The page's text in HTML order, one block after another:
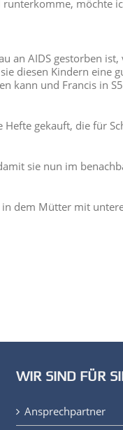
möchte
an AIDS gestorben
diesen Kindern eine
kann und Francis in
gekauft, die für
sie nun im
dem Mütter mit
WIR SIND FÜR
Ansprechpartner